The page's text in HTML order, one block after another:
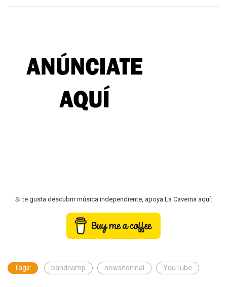
Si te gusta descubrir música independiente, apoya La Caverna aquí:
Tags: bandcamp newsnormal YouTube